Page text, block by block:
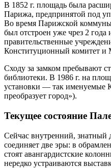
В 1852 г. площадь была
Парижа, предпринятой под
Во время Парижской коммуны
был отстроен уже чрез 2 года
правительственные
Конституционный комитет и
Сходу за замком пребывают
библиотеки. В 1986 г. на
установки — так именуемые
преобразует город»).
Текущее состояние
Сейчас внутренний, знатный
соединяет две эры: в
стоят авангардистские
нередко устраиваются